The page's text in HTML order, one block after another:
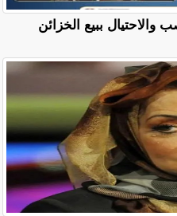
ببيع الخزائن